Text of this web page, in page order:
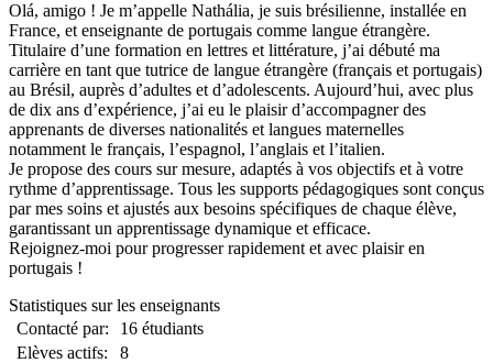
Olá, amigo ! Je m’appelle Nathália, je suis brésilienne, installée en
France, et enseignante de portugais comme langue étrangère.
Titulaire d’une formation en lettres et littérature, j’ai débuté ma
carrière en tant que tutrice de langue étrangère (français et portugais)
au Brésil, auprès d’adultes et d’adolescents. Aujourd’hui, avec plus
de dix ans d’expérience, j’ai eu le plaisir d’accompagner des
apprenants de diverses nationalités et langues maternelles
notamment le français, l’espagnol, l’anglais et l’italien.
Je propose des cours sur mesure, adaptés à vos objectifs et à votre
rythme d’apprentissage. Tous les supports pédagogiques sont conçus
par mes soins et ajustés aux besoins spécifiques de chaque élève,
garantissant un apprentissage dynamique et efficace.
Rejoignez-moi pour progresser rapidement et avec plaisir en
portugais !
Statistiques sur les enseignants
Contacté par:
16 étudiants
Elèves actifs:
8